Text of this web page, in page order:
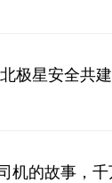
极星安全共
机的故事，